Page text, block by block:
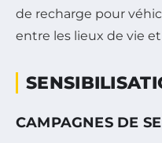
de recharge pour
entre les lieux de vie
CAMPAGNES DE